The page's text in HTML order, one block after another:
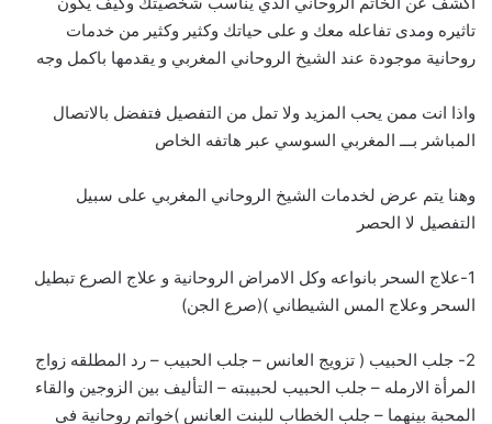
تاثيره ومدى تفاعله معك و على حياتك وكثير وكثير من خدمات
روحانية موجودة عند الشيخ الروحاني المغربي و يقدمها باكمل وجه
واذا انت ممن يحب المزيد ولا تمل من التفصيل فتفضل بالاتصال
المباشر بـــ المغربي السوسي عبر هاتفه الخاص
وهنا يتم عرض لخدمات الشيخ الروحاني المغربي على سبيل
التفصيل لا الحصر
1-علاج السحر بانواعه وكل الامراض الروحانية و علاج الصرع تبطيل
السحر وعلاج المس الشيطاني )(صرع الجن)
2- جلب الحبيب ( تزويج العانس – جلب الحبيب – رد المطلقه زواج
المرأة الارمله – جلب الحبيب لحبيبته – التأليف بين الزوجين والقاء
المحبة بينهما – جلب الخطاب للبنت العانس )خواتم روحانية في